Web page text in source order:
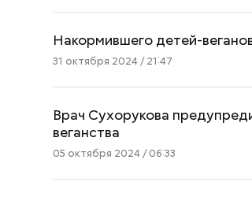
Накормившего детей-
31 октября 2024 / 21:47
Врач Сухорукова
веганства
05 октября 2024 / 06:33фильм «Чучело»:
смотреть и что